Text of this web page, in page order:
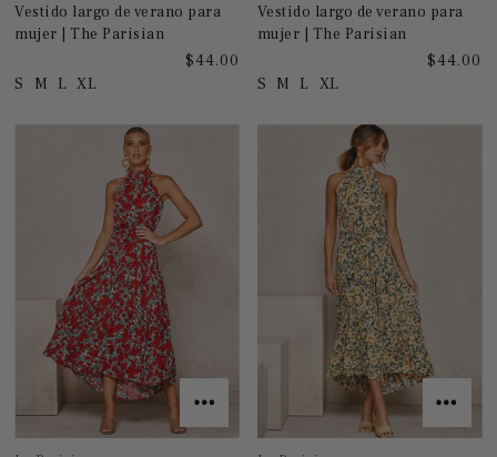
Vestido largo de verano para
mujer | The Parisian
$44.00
S
M L XL
Vestido largo de verano para
mujer | The Parisian
$44.00
S
M L XL